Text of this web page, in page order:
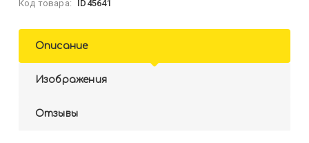
Код товара:
ID45641
Описание
Изображения
Отзывы